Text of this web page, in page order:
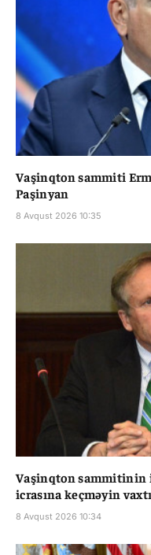
Vaşinqton sammiti
Paşinyan
8 Avqust 2026 10:35
Vaşinqton sammitinin
icrasına keçməyin
8 Avqust 2026 10:34